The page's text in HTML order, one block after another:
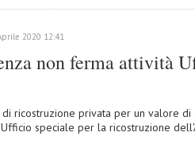
2020 12:41
non ferma attività
ricostruzione privata per un valore
speciale per la ricostruzione